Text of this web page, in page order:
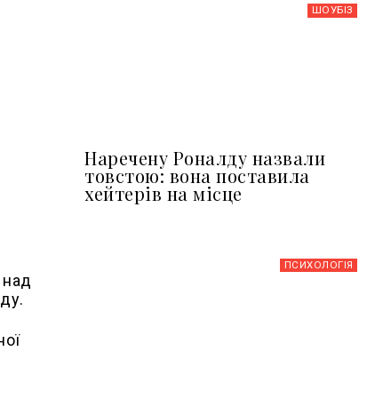
над
ШОУБIЗ
Наречену Роналду назвали
товстою: вона поставила
хейтерів на місце
ПСИХОЛОГІЯ